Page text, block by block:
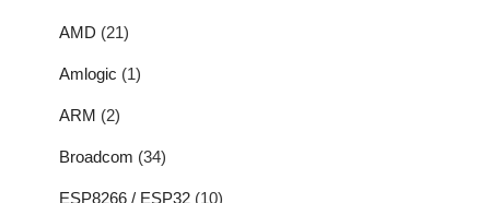
AMD (21)
Amlogic (1)
ARM (2)
Broadcom (34)
ESP8266 / ESP32 (10)